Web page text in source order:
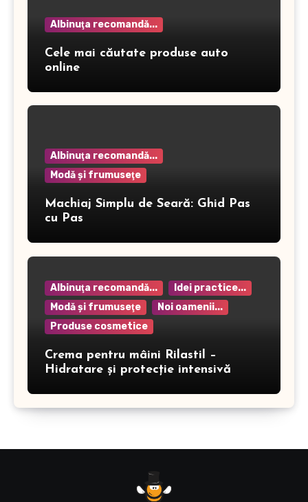
Albinuţa recomandă...
Cele mai căutate produse auto
online
Albinuţa recomandă...
Modă şi frumuseţe
Machiaj Simplu de Seară: Ghid Pas
cu Pas
Albinuţa recomandă...
Idei practice...
Modă şi frumuseţe
Noi oamenii...
Produse cosmetice
Crema pentru mâini Rilastil –
Hidratare și protecție intensivă